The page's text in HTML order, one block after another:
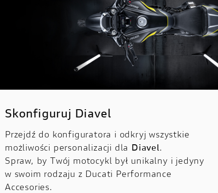
Skonfiguruj Diavel
Przejdź do konfiguratora i odkryj wszystkie
możliwości personalizacji dla Diavel.
Spraw, by Twój motocykl był unikalny i jedyny
w swoim rodzaju z Ducati Performance
Accesories.